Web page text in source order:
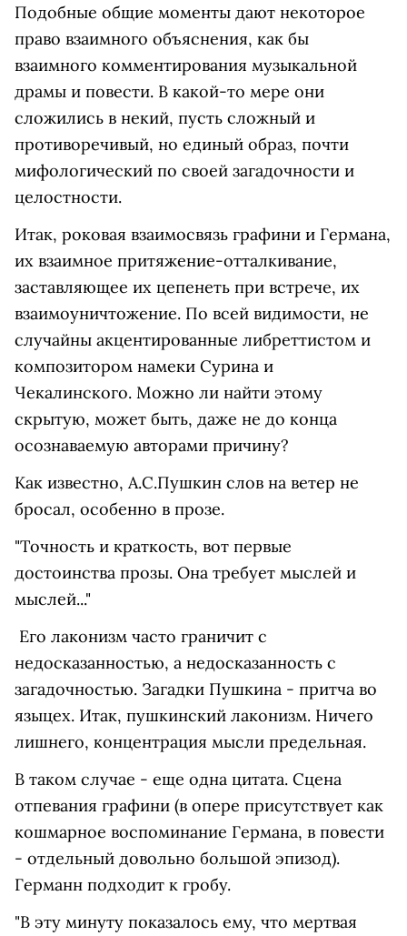
Подобные общие моменты дают некоторое
право взаимного объяснения, как бы
взаимного комментирования музыкальной
драмы и повести. В какой-то мере они
сложились в некий, пусть сложный и
противоречивый, но единый образ, почти
мифологический по своей загадочности и
целостности.
Итак, роковая взаимосвязь графини и Германа,
их взаимное притяжение-отталкивание,
заставляющее их цепенеть при встрече, их
взаимоуничтожение. По всей видимости, не
случайны акцентированные либреттистом и
композитором намеки Сурина и
Чекалинского. Можно ли найти этому
скрытую, может быть, даже не до конца
осознаваемую авторами причину?
Как известно, А.С.Пушкин слов на ветер не
бросал, особенно в прозе.
"Точность и краткость, вот первые
достоинства прозы. Она требует мыслей и
мыслей..."
Его лаконизм часто граничит с
недосказанностью, а недосказанность с
загадочностью. Загадки Пушкина - притча во
языцех. Итак, пушкинский лаконизм. Ничего
лишнего, концентрация мысли предельная.
В таком случае - еще одна цитата. Сцена
отпевания графини (в опере присутствует как
кошмарное воспоминание Германа, в повести
- отдельный довольно большой эпизод).
Германн подходит к гробу.
"В эту минуту показалось ему, что мертвая